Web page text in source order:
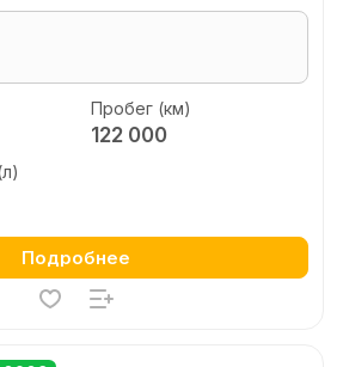
Пробег (км)
122 000
Подробнее